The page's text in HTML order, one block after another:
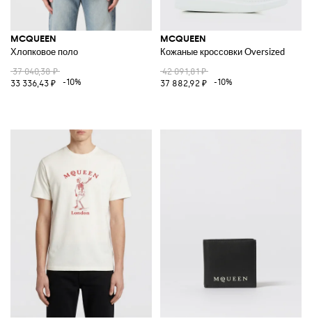
MCQUEEN
Хлопковое поло
37 040,38 ₽
33 336,43 ₽
-10%
MCQUEEN
Кожаные кроссовки Oversized
42 091,81 ₽
37 882,92 ₽
-10%